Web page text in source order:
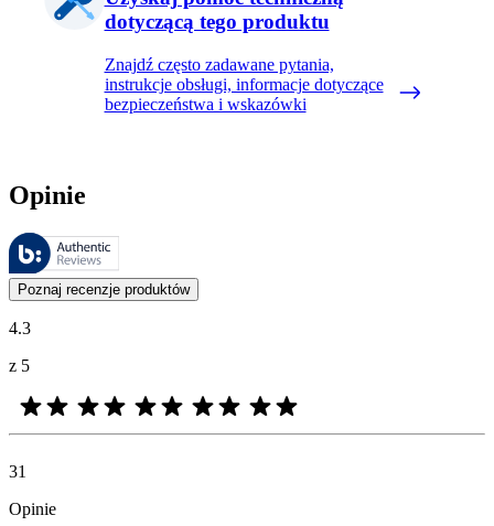
dotyczącą tego produktu
Znajdź często zadawane pytania,
instrukcje obsługi, informacje dotyczące
bezpieczeństwa i wskazówki
Opinie
Recenzje są zarządzane przez Bazaarvoice i są zgodne z polityką
Opinie klientów w postaci ocen produktów i gwiazdek są przydatne
Poznaj recenzje produktów
4.3
z 5
31
Opinie